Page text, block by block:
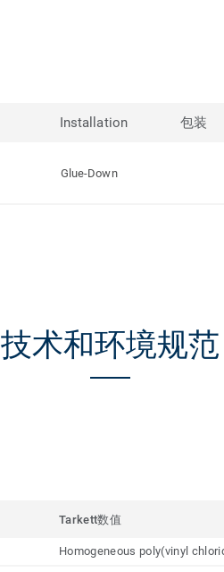
Installation 包装
Glue-Down
技术和环境规范
Tarkett数值
Homogeneous poly(vinyl